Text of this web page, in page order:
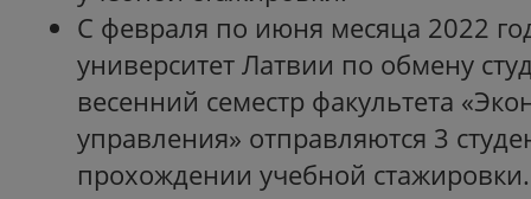
С февраля по июня месяца 2022
университет Латвии по обмену
весенний семестр факультета
управления» отправляются 3
прохождении учебной стажировки.